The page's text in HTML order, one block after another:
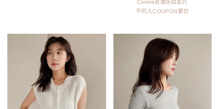
Connie首爾街拍影片
不列入COUPON累計